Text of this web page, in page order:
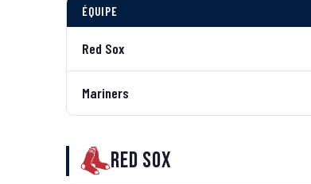
ÉQUIPE
Red Sox
Mariners
Red Sox